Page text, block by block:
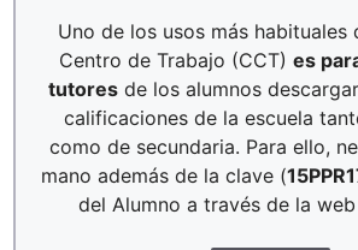
Uno de los usos más habituales
Centro de Trabajo (CCT) es
tutores de los alumnos
calificaciones de la escuela
como de secundaria. Para ello,
mano además de la clave (
del Alumno a través de la